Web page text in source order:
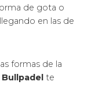
de gota o
en las de
formas de la
Bullpadel te